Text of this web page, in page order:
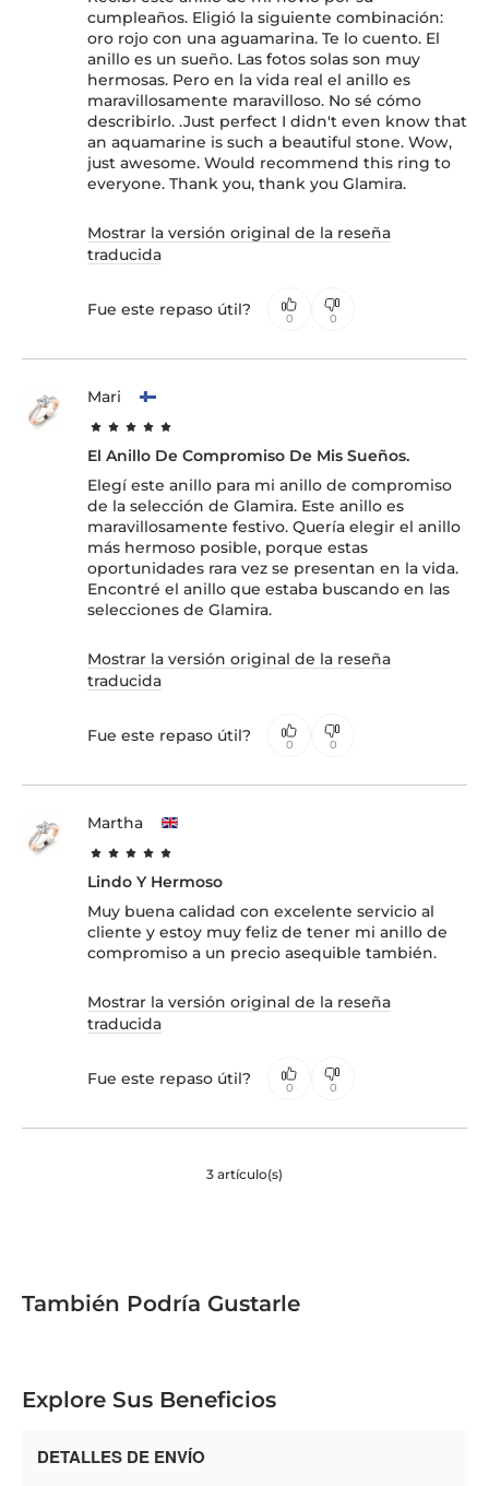
cumpleaños. Eligió la siguiente combinación:
oro rojo con una aguamarina. Te lo cuento. El
anillo es un sueño. Las fotos solas son muy
hermosas. Pero en la vida real el anillo es
maravillosamente maravilloso. No sé cómo
describirlo. .Just perfect I didn't even know that
an aquamarine is such a beautiful stone. Wow,
just awesome. Would recommend this ring to
everyone. Thank you, thank you Glamira.
Mostrar la versión original de la reseña
traducida
Fue este repaso útil? 0 0
Mari
El Anillo De Compromiso De Mis Sueños.
Elegí este anillo para mi anillo de compromiso
de la selección de Glamira. Este anillo es
maravillosamente festivo. Quería elegir el anillo
más hermoso posible, porque estas
oportunidades rara vez se presentan en la vida.
Encontré el anillo que estaba buscando en las
selecciones de Glamira.
Mostrar la versión original de la reseña
traducida
Fue este repaso útil? 0 0
Martha
Lindo Y Hermoso
Muy buena calidad con excelente servicio al
cliente y estoy muy feliz de tener mi anillo de
compromiso a un precio asequible también.
Mostrar la versión original de la reseña
traducida
Fue este repaso útil? 0 0
3 artículo(s)
También Podría Gustarle
Explore Sus Beneficios
DETALLES DE ENVÍO